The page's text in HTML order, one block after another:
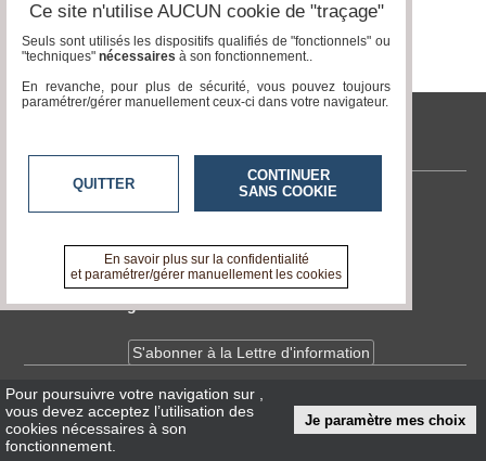
Médias
du
groupe
Blogs
Prémium
tvlocale.fr
Contactez-nous
A propos de tvlocale.fr
Devenir délégué
S'abonner à la Lettre d'information
InfosCNIL/RGPD
Conditions Générales d'Utilisation
Pour poursuivre votre navigation sur
vous devez acceptez l’utilisation des
cookies nécessaires à son
fonctionnement.
Je paramètre mes choix
Ce site n'utilise AUCUN cookie de "traçage"
Seuls sont utilisés les dispositifs qualifiés de "fonctionnels" ou
"techniques" nécessaires à son fonctionnement..
En revanche, pour plus de sécurité, vous pouvez toujours
paramétrer/gérer manuellement ceux-ci dans votre navigateur.
QUITTER
CONTINUER
SANS COOKIE
En savoir plus sur la confidentialité
et paramétrer/gérer manuellement les cookies